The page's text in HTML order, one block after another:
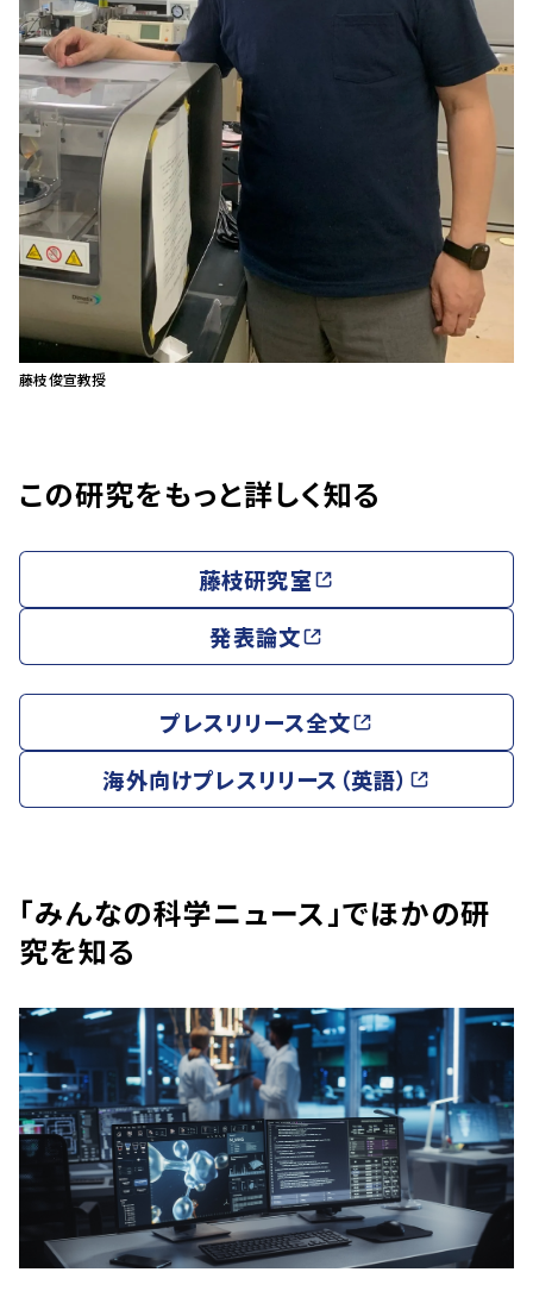
藤枝俊宣教授
この研究をもっと詳しく知る
藤枝研究室
発表論文
プレスリリース全文
海外向けプレスリリース（英語）
「みんなの科学ニュース」でほかの研
究を知る